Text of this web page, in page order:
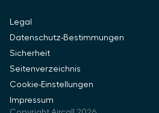
Legal
Datenschutz-Bestimmungen
Sicherheit
Seitenverzeichnis
Cookie-Einstellungen
Impressum